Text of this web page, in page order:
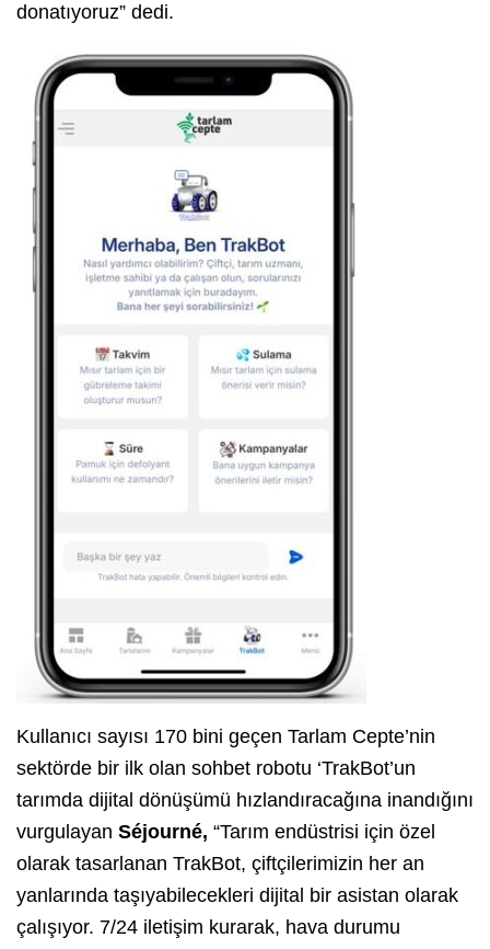
donatıyoruz” dedi.
Kullanıcı sayısı 170 bini geçen Tarlam Cepte’nin
sektörde bir ilk olan sohbet robotu ‘TrakBot’un
tarımda dijital dönüşümü hızlandıracağına inandığını
vurgulayan Séjourné, “Tarım endüstrisi için özel
olarak tasarlanan TrakBot, çiftçilerimizin her an
yanlarında taşıyabilecekleri dijital bir asistan olarak
çalışıyor. 7/24 iletişim kurarak, hava durumu